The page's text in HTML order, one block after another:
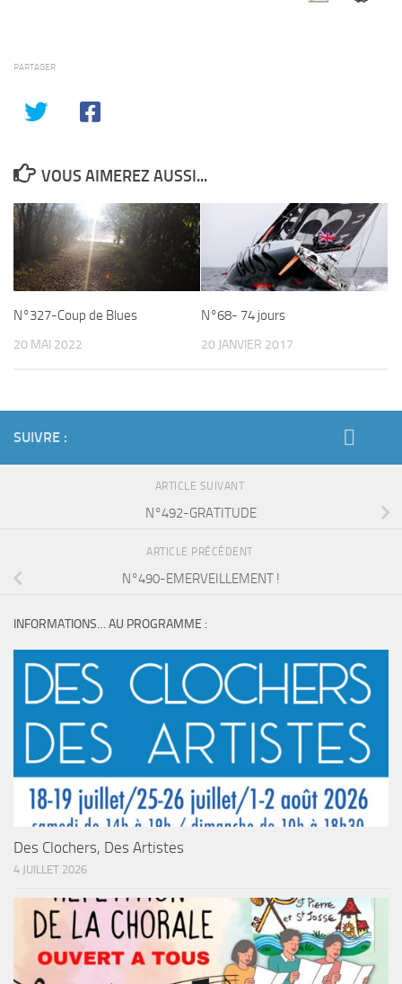
PARTAGER
VOUS AIMEREZ AUSSI...
N°327-Coup de Blues
20 MAI 2022
N°68- 74 jours
20 JANVIER 2017
SUIVRE :
ARTICLE SUIVANT
N°492-GRATITUDE
ARTICLE PRÉCÉDENT
N°490-EMERVEILLEMENT !
INFORMATIONS… AU PROGRAMME :
Des Clochers, Des Artistes
4 JUILLET 2026